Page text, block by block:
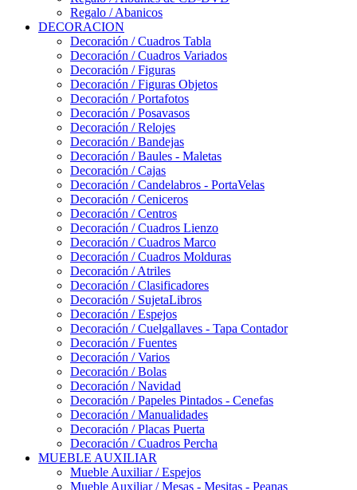
Regalo / Abanicos
DECORACION
Decoración / Cuadros Tabla
Decoración / Cuadros Variados
Decoración / Figuras
Decoración / Figuras Objetos
Decoración / Portafotos
Decoración / Posavasos
Decoración / Relojes
Decoración / Bandejas
Decoración / Baules - Maletas
Decoración / Cajas
Decoración / Candelabros - PortaVelas
Decoración / Ceniceros
Decoración / Centros
Decoración / Cuadros Lienzo
Decoración / Cuadros Marco
Decoración / Cuadros Molduras
Decoración / Atriles
Decoración / Clasificadores
Decoración / SujetaLibros
Decoración / Espejos
Decoración / Cuelgallaves - Tapa Contador
Decoración / Fuentes
Decoración / Varios
Decoración / Bolas
Decoración / Navidad
Decoración / Papeles Pintados - Cenefas
Decoración / Manualidades
Decoración / Placas Puerta
Decoración / Cuadros Percha
MUEBLE AUXILIAR
Mueble Auxiliar / Espejos
Mueble Auxiliar / Mesas - Mesitas - Peanas